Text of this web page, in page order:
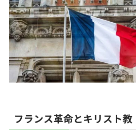
フランス革命とキリスト教